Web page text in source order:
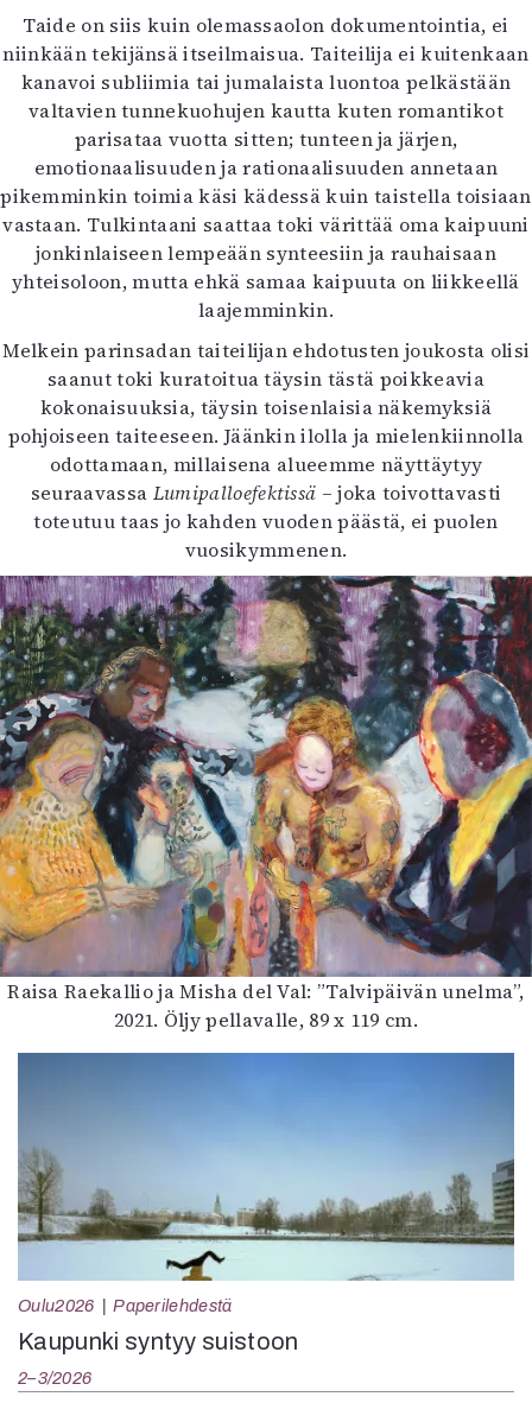
Taide on siis kuin olemassaolon dokumentointia, ei
niinkään tekijänsä itseilmaisua. Taiteilija ei kuitenkaan
kanavoi subliimia tai jumalaista luontoa pelkästään
valtavien tunnekuohujen kautta kuten romantikot
parisataa vuotta sitten; tunteen ja järjen,
emotionaalisuuden ja rationaalisuuden annetaan
pikemminkin toimia käsi kädessä kuin taistella toisiaan
vastaan. Tulkintaani saattaa toki värittää oma kaipuuni
jonkinlaiseen lempeään synteesiin ja rauhaisaan
yhteisoloon, mutta ehkä samaa kaipuuta on liikkeellä
laajemminkin.
Melkein parinsadan taiteilijan ehdotusten joukosta olisi
saanut toki kuratoitua täysin tästä poikkeavia
kokonaisuuksia, täysin toisenlaisia näkemyksiä
pohjoiseen taiteeseen. Jäänkin ilolla ja mielenkiinnolla
odottamaan, millaisena alueemme näyttäytyy
seuraavassa Lumipalloefektissä – joka toivottavasti
toteutuu taas jo kahden vuoden päästä, ei puolen
vuosikymmenen.
Raisa Raekallio ja Misha del Val: ”Talvipäivän unelma”,
2021. Öljy pellavalle, 89 x 119 cm.
Oulu2026 Paperilehdestä
Kaupunki syntyy suistoon
2–3/2026